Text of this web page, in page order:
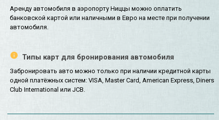
Аренду автомобиля в аэропорту Ниццы можно оплатить
банковской картой или наличными в Евро на месте при получении
автомобиля.
Типы карт для бронирования автомобиля
Забронировать авто можно только при наличии кредитной карты
одной платёжных систем: VISA, Master Card, American Express, Diners
Club International или JCB.